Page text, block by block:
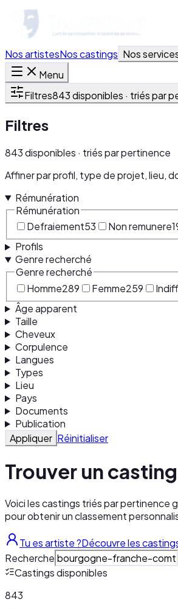
Nos artistesNos castings Nos
Menu
Filtres843 disponibles · triés par
Filtres
843 disponibles · triés par pertinence
Affiner par profil, type de projet, lieu,
Rémunération
Rémunération
Defraiement53 Non remunere
Profils
Genre recherché
Genre recherché
Homme289 Femme259
Âge apparent
Taille
Cheveux
Corpulence
Langues
Types
Lieu
Pays
Documents
Publication
Appliquer Réinitialiser
Trouver un casting
Voici les castings triés par pertinence
pour obtenir un classement
Tu es artiste ?Découvre les
Recherche
Castings disponibles
843